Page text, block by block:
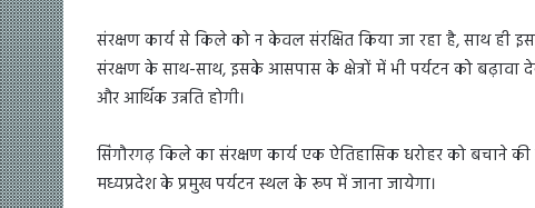
संरक्षण कार्य से किले को न केवल संरक्षित किया जा रहा है, साथ ही
संरक्षण के साथ-साथ, इसके आसपास के क्षेत्रों में भी पर्यटन को बढ़ावा
और आर्थिक उन्नति होगी।
सिंगौरगढ़ किले का संरक्षण कार्य एक ऐतिहासिक धरोहर को बचाने
मध्यप्रदेश के प्रमुख पर्यटन स्थल के रूप में जाना जायेगा।